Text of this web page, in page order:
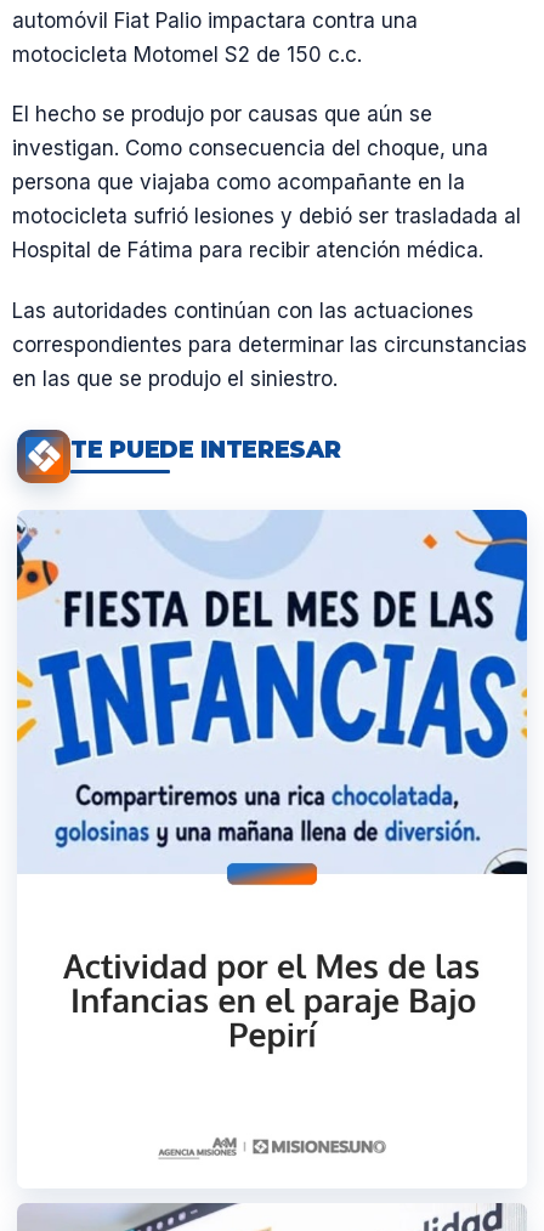
automóvil Fiat Palio impactara contra una
motocicleta Motomel S2 de 150 c.c.
El hecho se produjo por causas que aún se
investigan. Como consecuencia del choque, una
persona que viajaba como acompañante en la
motocicleta sufrió lesiones y debió ser trasladada al
Hospital de Fátima para recibir atención médica.
Las autoridades continúan con las actuaciones
correspondientes para determinar las circunstancias
en las que se produjo el siniestro.
TE PUEDE INTERESAR